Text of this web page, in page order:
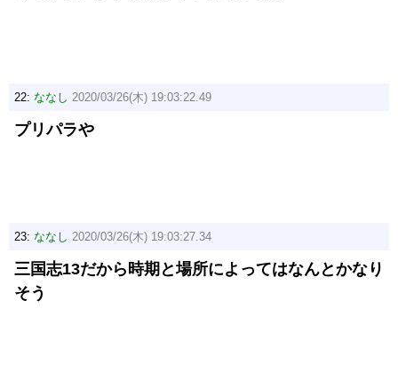
22: ななし 2020/03/26(木) 19:03:22.49
プリパラや
23: ななし 2020/03/26(木) 19:03:27.34
三国志13だから時期と場所によってはなんとかなり
そう